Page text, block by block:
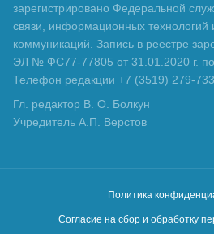
зарегистрировано Федеральной
связи, информационных технологий
коммуникаций. Запись в реестре
ЭЛ № ФС77-77805 от 31.01.2020 г.
Телефон редакции +7 (3519) 279-733
Гл. редактор В. О. Болкун
Учредитель А.П. Верстов
Политика
Согласие на сбор и обработку